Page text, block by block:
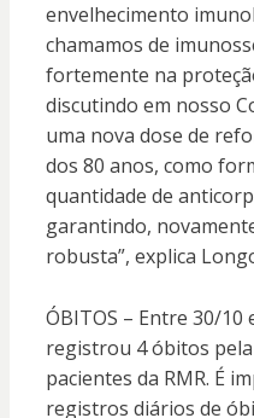
envelhecimento
chamamos de
fortemente na
discutindo em nosso
uma nova dose de
dos 80 anos, como
quantidade de
garantindo,
robusta”, explica
ÓBITOS – Entre 30/10
registrou 4 óbitos
pacientes da RMR. É
registros diários de